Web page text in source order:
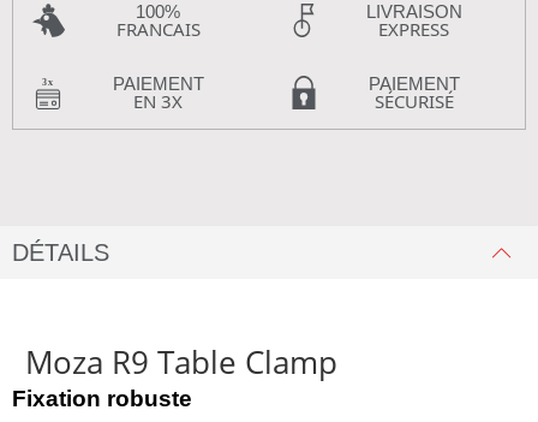
100%
FRANCAIS
LIVRAISON
EXPRESS
PAIEMENT
EN 3X
PAIEMENT
SÉCURISÉ
DÉTAILS
Moza R9 Table Clamp
Fixation robuste